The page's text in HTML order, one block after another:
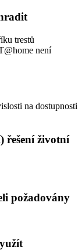
trestů
není
na dostupnosti
řešení životní
požadovány